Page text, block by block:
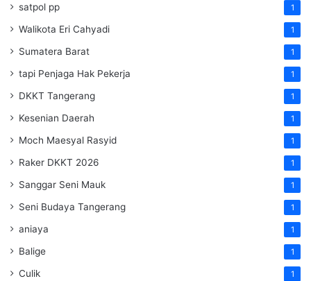
satpol pp 1
Walikota Eri Cahyadi 1
Sumatera Barat 1
tapi Penjaga Hak Pekerja 1
DKKT Tangerang 1
Kesenian Daerah 1
Moch Maesyal Rasyid 1
Raker DKKT 2026 1
Sanggar Seni Mauk 1
Seni Budaya Tangerang 1
aniaya 1
Balige 1
Culik 1